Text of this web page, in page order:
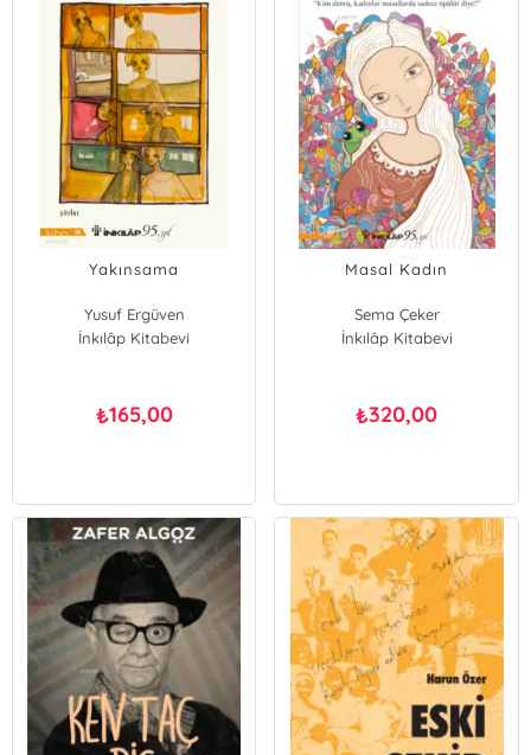
Yakınsama
Yusuf Ergüven
İnkılâp Kitabevi
₺165,00
Masal Kadın
Sema Çeker
İnkılâp Kitabevi
₺320,00